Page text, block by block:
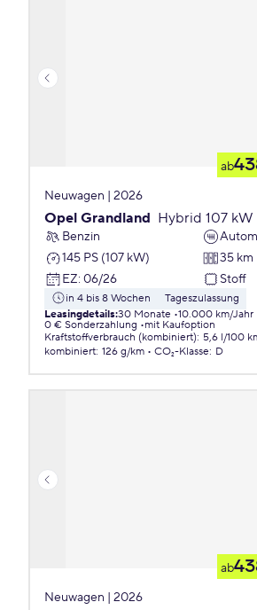
ab
Neuwagen | 2026
Opel Grandland Hybrid 107
Benzin
145 PS (107 kW)
35 km
EZ: 06/26 Stoff
in 4 bis 8 Wochen
Tageszulassung
Leasingdetails:30 Monate 10.000 km/Jahr
0 € Sonderzahlung
mit Kaufoption
Kraftstoffverbrauch (kombiniert): 5,6 l/100
kombiniert: 126 g/km CO₂-Klasse: D
ab
Neuwagen | 2026